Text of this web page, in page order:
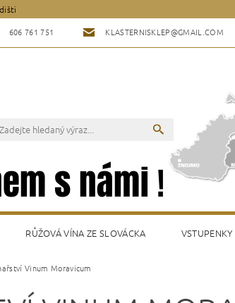
606 761 751 KLASTERNISKLEP@GMAIL.COM
RŮŽOVÁ VÍNA ZE SLOVÁCKA VSTUPENKY
Vinum Moravicum